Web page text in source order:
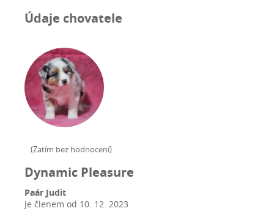
Údaje chovatele
(Zatím bez hodnocení)
Dynamic Pleasure
Paár Judit
Je členem od 10. 12. 2023